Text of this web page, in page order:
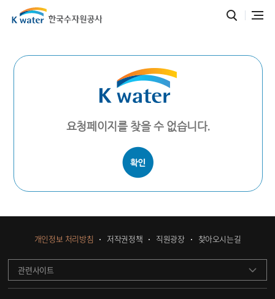
요청페이지를 찾을 수 없습니다.
개인정보 처리방침 저작권정책 직원광장 찾아오시는길
관련사이트